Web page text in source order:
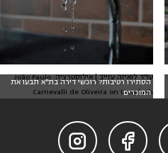
הסתירו רטיבות? רוכשי דירה בת"א תבעו את
המוכרים
עו"ד לואיזה עזייב | אילוסטרציה: João Paulo
Carnevalli de Oliveira on Unsplash

